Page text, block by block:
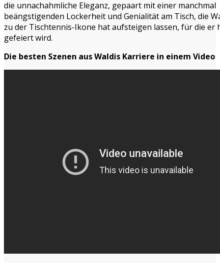
die unnachahmliche Eleganz, gepaart mit einer manchmal
beängstigenden Lockerheit und Genialität am Tisch, die
zu der Tischtennis-Ikone hat aufsteigen lassen, für die er
gefeiert wird.
Die besten Szenen aus Waldis Karriere in einem Video